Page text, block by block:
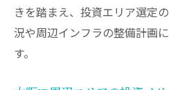
きを踏まえ、投資エリア選定
況や周辺インフラの整備計画
す。